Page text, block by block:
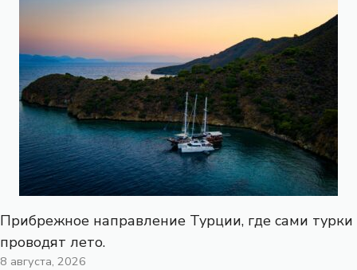
Прибрежное направление Турции, где сами турки
проводят лето.
8 августа, 2026